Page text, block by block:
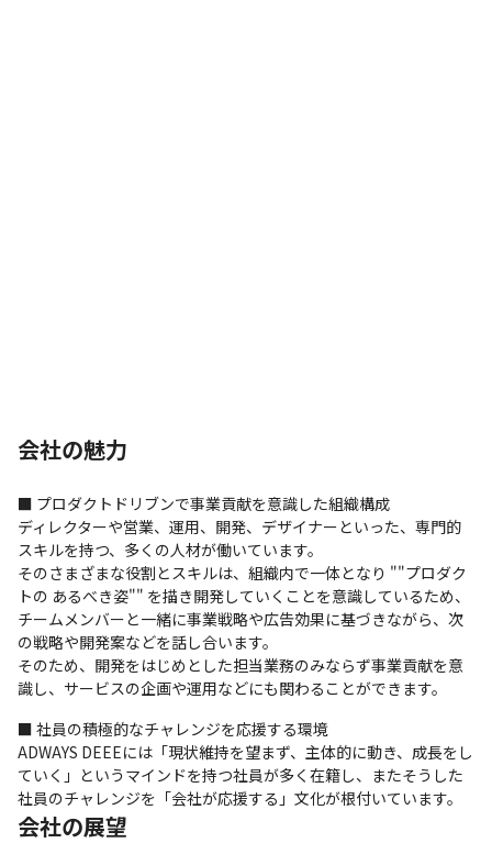
会社の魅力
■ プロダクトドリブンで事業貢献を意識した組織構成
ディレクターや営業、運用、開発、デザイナーといった、専門的
スキルを持つ、多くの人材が働いています。
そのさまざまな役割とスキルは、組織内で一体となり ""プロダク
トの あるべき姿"" を描き開発していくことを意識しているため、
チームメンバーと一緒に事業戦略や広告効果に基づきながら、次
の戦略や開発案などを話し合います。
そのため、開発をはじめとした担当業務のみならず事業貢献を意
識し、サービスの企画や運用などにも関わることができます。
■ 社員の積極的なチャレンジを応援する環境
ADWAYS DEEEには「現状維持を望まず、主体的に動き、成長をし
ていく」というマインドを持つ社員が多く在籍し、またそうした
社員のチャレンジを「会社が応援する」文化が根付いています。
会社の展望